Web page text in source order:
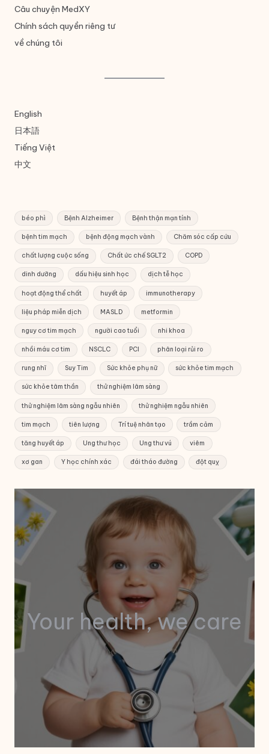
Câu chuyện MedXY
Chính sách quyền riêng tư
về chúng tôi
English
日本語
Tiếng Việt
中文
béo phì Bệnh Alzheimer Bệnh thận mạn tính
bệnh tim mạch bệnh động mạch vành Chăm sóc cấp cứu
chất lượng cuộc sống Chất ức chế SGLT2 COPD
dinh dưỡng dấu hiệu sinh học dịch tễ học
hoạt động thể chất huyết áp immunotherapy
liệu pháp miễn dịch MASLD metformin
nguy cơ tim mạch người cao tuổi nhi khoa
nhồi máu cơ tim NSCLC PCI phân loại rủi ro
rung nhĩ Suy Tim Sức khỏe phụ nữ sức khỏe tim mạch
sức khỏe tâm thần thử nghiệm lâm sàng
thử nghiệm lâm sàng ngẫu nhiên thử nghiệm ngẫu nhiên
tim mạch tiên lượng Trí tuệ nhân tạo trầm cảm
tăng huyết áp Ung thư học Ung thư vú viêm
xơ gan Y học chính xác đái tháo đường đột quỵ
Your health, we care